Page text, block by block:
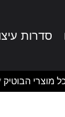
סדרות
מוצרי